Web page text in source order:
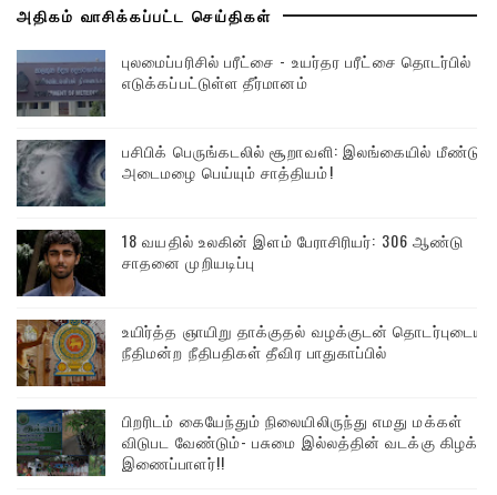
அதிகம் வாசிக்கப்பட்ட செய்திகள்
புலமைப்பரிசில் பரீட்சை - உயர்தர பரீட்சை தொடர்பில்
எடுக்கப்பட்டுள்ள தீர்மானம்
பசிபிக் பெருங்கடலில் சூறாவளி: இலங்கையில் மீண்டும்
அடைமழை பெய்யும் சாத்தியம்!
18 வயதில் உலகின் இளம் பேராசிரியர்: 306 ஆண்டு
சாதனை முறியடிப்பு
உயிர்த்த ஞாயிறு தாக்குதல் வழக்குடன் தொடர்புடைய
நீதிமன்ற நீதிபதிகள் தீவிர பாதுகாப்பில்
பிறரிடம் கையேந்தும் நிலையிலிருந்து எமது மக்கள்
விடுபட வேண்டும்- பசுமை இல்லத்தின் வடக்கு கிழக்கு
இணைப்பாளர்!!